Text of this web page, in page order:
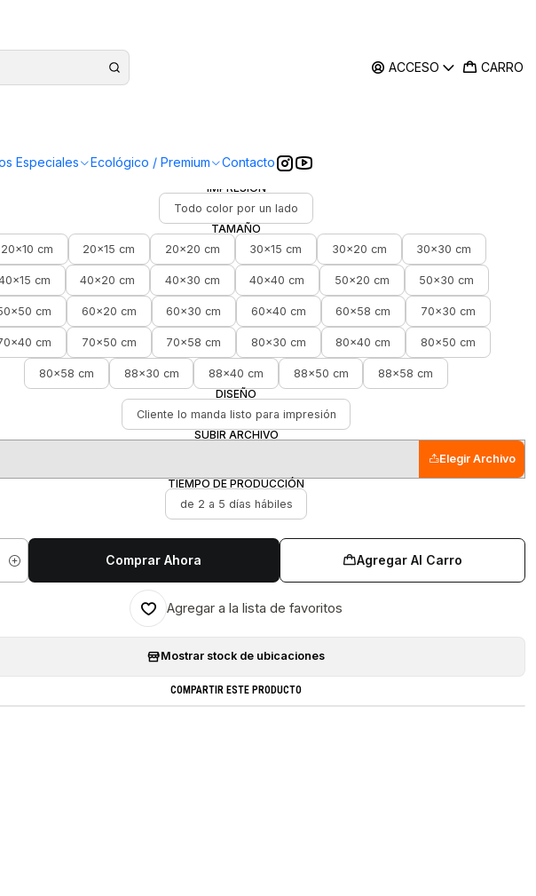
ACCESO CARRO
Especiales Ecológico / Premium Contacto
de aluminio compuesto 3 mm
IMPRESIÓN
Todo color por un lado
TAMAÑO
20x10 cm
20x15 cm 20x20 cm 30x15 cm 30x20 cm 30x30 cm
cm 40x20 cm 40x30 cm 40x40 cm 50x20 cm 50x30 cm
cm 60x20 cm 60x30 cm 60x40 cm 60x58 cm 70x30 cm
cm 70x50 cm 70x58 cm 80x30 cm 80x40 cm 80x50 cm
80x58 cm 88x30 cm 88x40 cm 88x50 cm
88x58 cm
DISEÑO
Cliente lo manda listo para impresión
SUBIR ARCHIVO
Elegir Archivo
TIEMPO DE PRODUCCIÓN
de 2 a 5 días hábiles
Agregar Al Carro
Comprar Ahora
Agregar a la lista de favoritos
Mostrar stock de ubicaciones
COMPARTIR ESTE PRODUCTO